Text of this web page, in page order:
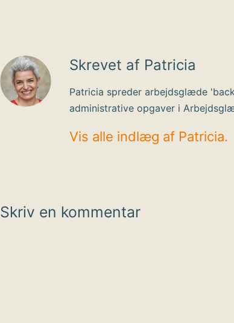
Skrevet af Patricia
Patricia spreder arbejdsglæde
administrative opgaver i
Vis alle indlæg af Patricia.
Skriv en kommentar